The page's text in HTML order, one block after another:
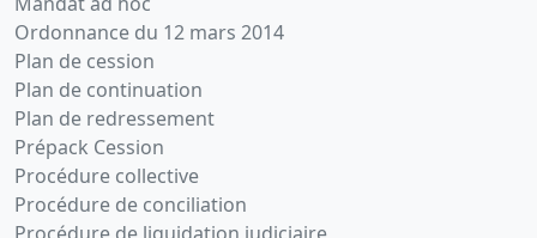
Ordonnance du 12 mars 2014
Plan de cession
Plan de continuation
Plan de redressement
Prépack Cession
Procédure collective
Procédure de conciliation